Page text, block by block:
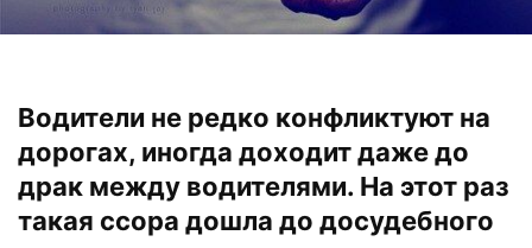
Водители не редко конфликтуют на
дорогах, иногда доходит даже до
драк между водителями. На этот раз
такая ссора дошла до досудебного